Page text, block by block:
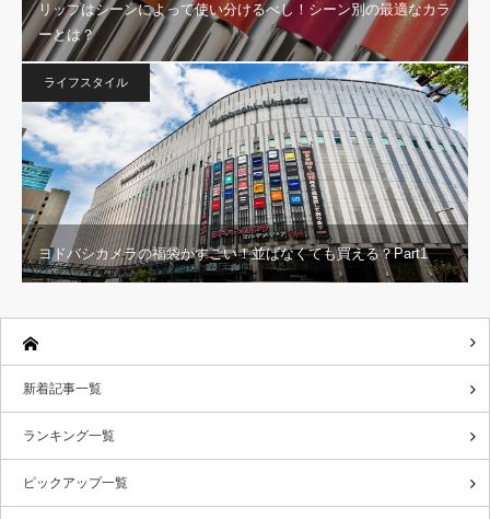
リップはシーンによって使い分けるべし！シーン別の最適なカラ
ーとは？
ライフスタイル
ヨドバシカメラの福袋がすごい！並ばなくても買える？Part1
新着記事一覧
ランキング一覧
ピックアップ一覧